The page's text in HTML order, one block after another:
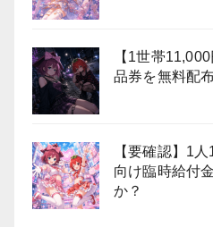
【1世帯
品券を無料配
【要確認】1
向け臨時給付
か？